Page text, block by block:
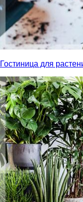
Гостиница для